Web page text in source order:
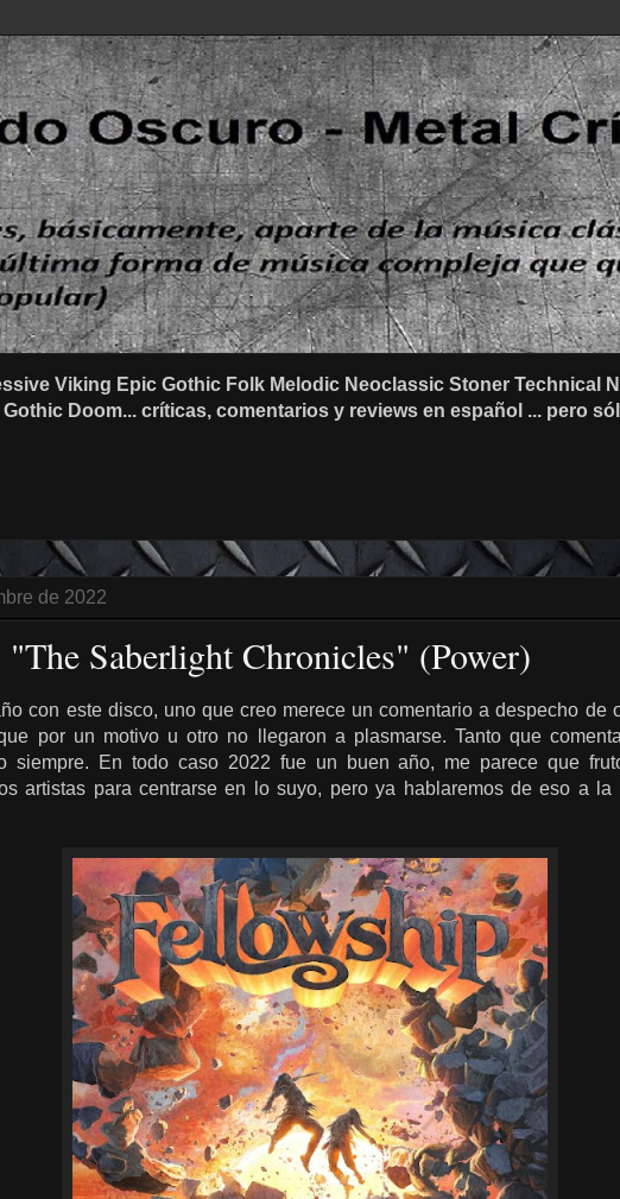
Viking Epic Gothic Folk Melodic Neoclassic Stoner Technical
Doom... críticas, comentarios y reviews en español ... pero
de 2022
Saberlight Chronicles" (Power)
con este disco, uno que creo merece un comentario a despecho de
por un motivo u otro no llegaron a plasmarse. Tanto que
siempre. En todo caso 2022 fue un buen año, me parece que
artistas para centrarse en lo suyo, pero ya hablaremos de eso a la